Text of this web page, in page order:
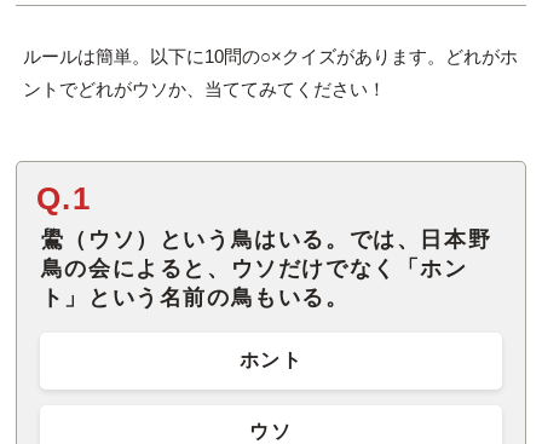
ルールは簡単。以下に10問の○×クイズがあります。どれがホ
ントでどれがウソか、当ててみてください！
Q.1
鷽（ウソ）という鳥はいる。では、日本野
鳥の会によると、ウソだけでなく「ホン
ト」という名前の鳥もいる。
ホント
ウソ